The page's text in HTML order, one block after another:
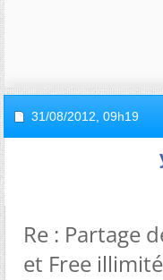
31/08/2012, 09h19
Re : Partage
et Free illimité